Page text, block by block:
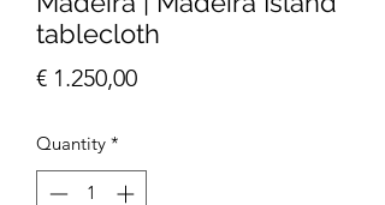
tablecloth
€ 1.250,00Price
Quantity *